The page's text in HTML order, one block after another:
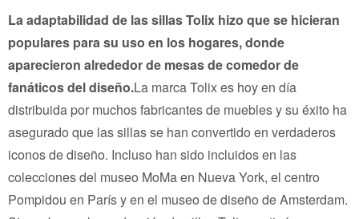
La adaptabilidad de las sillas Tolix hizo que se hicieran
populares para su uso en los hogares, donde
aparecieron alrededor de mesas de comedor de
fanáticos del diseño.La marca Tolix es hoy en día
distribuida por muchos fabricantes de muebles y su éxito ha
asegurado que las sillas se han convertido en verdaderos
iconos de diseño. Incluso han sido incluidos en las
colecciones del museo MoMa en Nueva York, el centro
Pompidou en París y en el museo de diseño de Amsterdam.